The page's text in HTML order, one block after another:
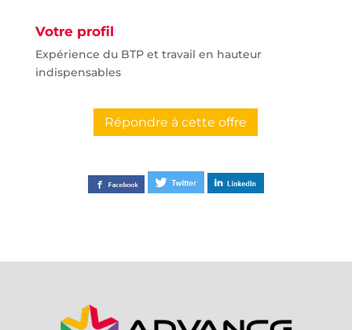
Votre profil
Expérience du BTP et travail en hauteur
indispensables
Répondre à cette offre